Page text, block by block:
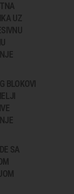
UZ
BLOKOVI
SA